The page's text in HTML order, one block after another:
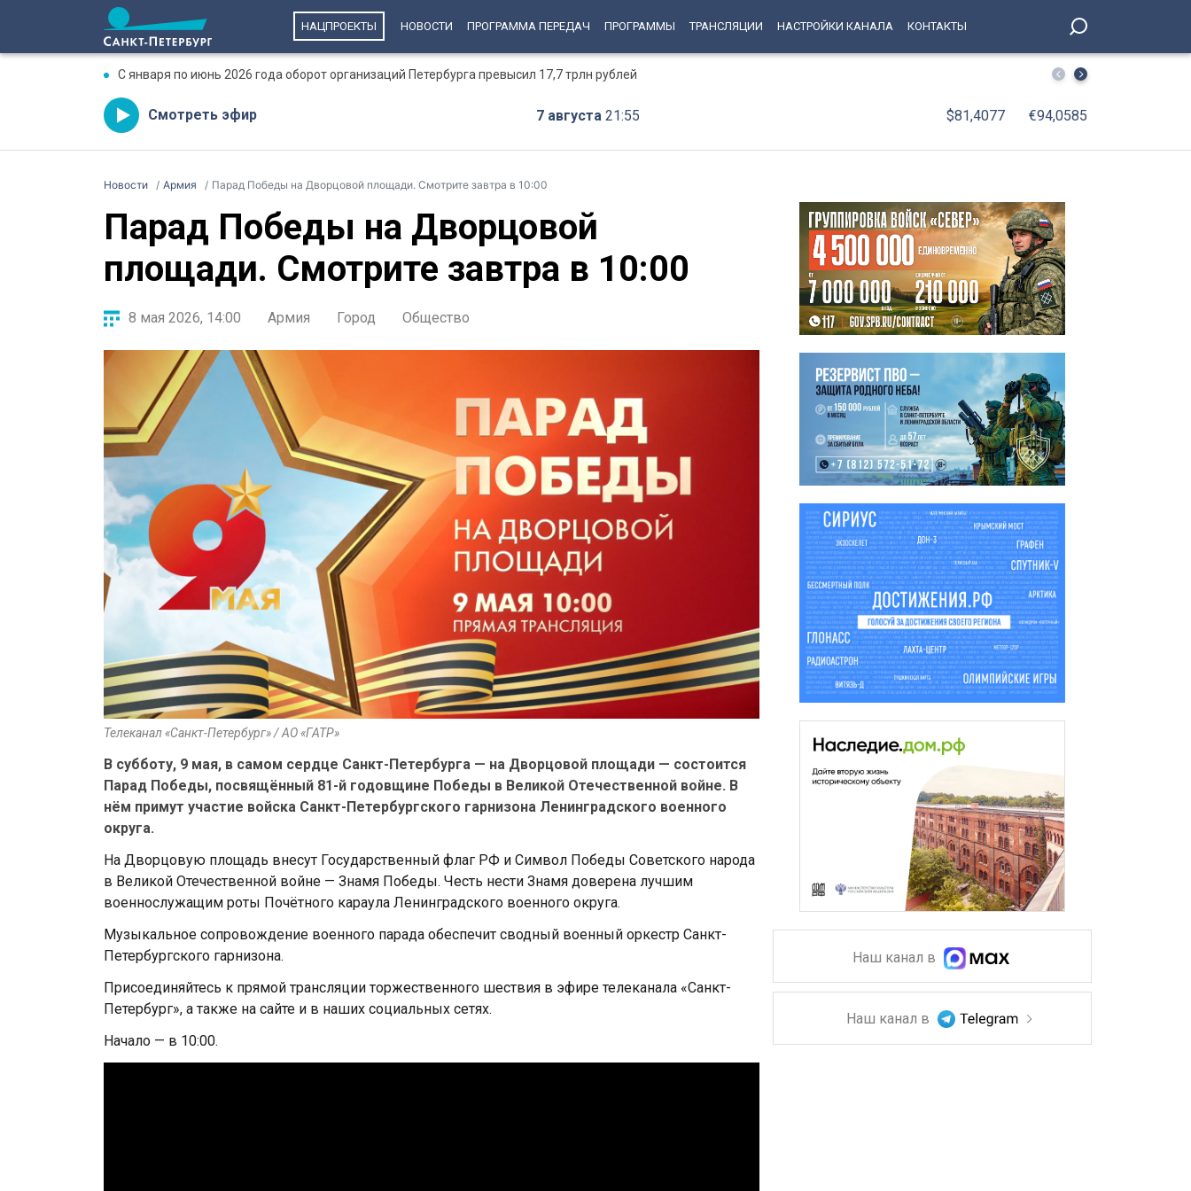
НАЦПРОЕКТЫ НОВОСТИ ПРОГРАММА ПЕРЕДАЧ ПРОГРАММЫ ТРАНСЛЯЦИИ НАСТРОЙКИ КАНАЛА КОНТАКТЫ
С января по июнь 2026 года оборот организаций Петербурга превысил 17,7 трлн рублей Смертельная «цепочка» на КАД: под Петербургом в
Смотреть эфир 7 августа 21:55 $81,4077 €94,0585
Новости Армия Парад Победы на Дворцовой площади. Смотрите завтра в 10:00
Парад Победы на Дворцовой
площади. Смотрите завтра в 10:00
8 мая 2026, 14:00 Армия Город Общество
Телеканал «Санкт-Петербург» / АО «ГАТР»
В субботу, 9 мая, в самом сердце Санкт-Петербурга — на Дворцовой площади — состоится
Парад Победы, посвящённый 81-й годовщине Победы в Великой Отечественной войне. В
нём примут участие войска Санкт-Петербургского гарнизона Ленинградского военного
округа.
На Дворцовую площадь внесут Государственный флаг РФ и Символ Победы Советского народа
в Великой Отечественной войне — Знамя Победы. Честь нести Знамя доверена лучшим
военнослужащим роты Почётного караула Ленинградского военного округа.
Музыкальное сопровождение военного парада обеспечит сводный военный оркестр Санкт-
Петербургского гарнизона.
Присоединяйтесь к прямой трансляции торжественного шествия в эфире телеканала «Санкт-
Петербург», а также на сайте и в наших социальных сетях.
Начало — в 10:00.
Наш канал в
Наш канал в